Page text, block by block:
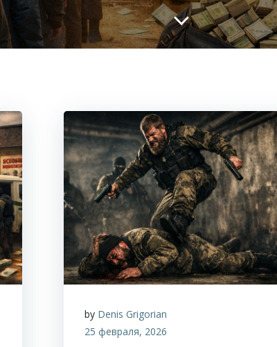
by Denis Grigorian
25 февраля, 2026